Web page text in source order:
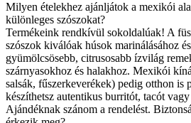
Milyen ételekhez ajánljátok a mexikói
különleges szószokat?
Termékeink rendkívül sokoldalúak! A
szószok kiválóak húsok marinálásához
gyümölcsösebb, citrusosabb ízvilág
szárnyasokhoz és halakhoz. Mexikói
salsák, fűszerkeverékek) pedig otthon is
készíthetsz autentikus burritót, tacót
Ajándéknak szánom a rendelést.